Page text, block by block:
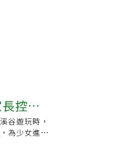
控猥
谷遊玩時，
為少女進行